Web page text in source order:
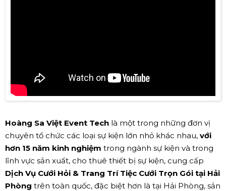
Hoàng Sa Việt Event Tech là một trong những đơn vị
chuyên tổ chức các loại sự kiện lớn nhỏ khác nhau, với
hơn 15 năm kinh nghiệm trong ngành sự kiện và trong
lĩnh vực sản xuất, cho thuê thiết bị sự kiện, cung cấp
Dịch Vụ Cưới Hỏi & Trang Trí Tiệc Cưới Trọn Gói tại Hải
Phòng trên toàn quốc, đặc biệt hơn là tại Hải Phòng, sản